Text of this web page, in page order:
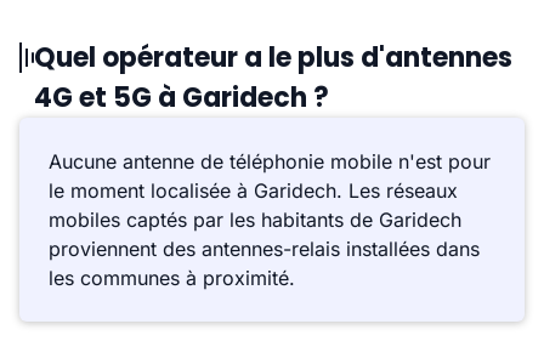
Quel opérateur a le plus d'antennes
4G et 5G à Garidech ?
Aucune antenne de téléphonie mobile n'est pour
le moment localisée à Garidech. Les réseaux
mobiles captés par les habitants de Garidech
proviennent des antennes-relais installées dans
les communes à proximité.